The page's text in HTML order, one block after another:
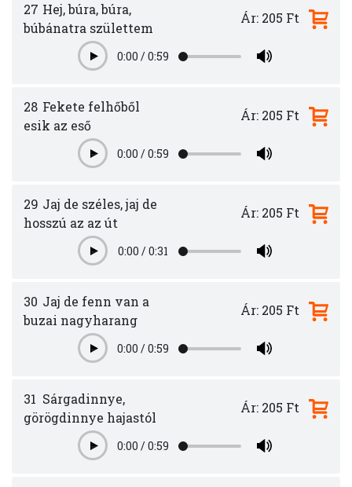
27 Hej, búra, búra,
búbánatra születtem
Play0:00 /0:59
Ár: 205 Ft
28 Fekete felhőből
esik az eső
Play0:00 /0:59
Ár: 205 Ft
29 Jaj de széles, jaj de
hosszú az az út
Play0:00 /0:31
Ár: 205 Ft
30 Jaj de fenn van a
buzai nagyharang
Play0:00 /0:59
Ár: 205 Ft
31 Sárgadinnye,
görögdinnye hajastól
Play0:00 /0:59
Ár: 205 Ft